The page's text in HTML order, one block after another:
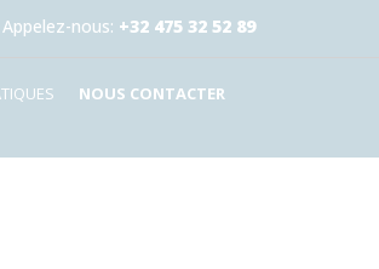
Appelez-nous: +32 475 32 52 89
NOUS CONTACTER